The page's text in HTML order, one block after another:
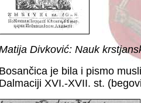
Divković: Nauk
Bosančica je bila i pismo
Dalmaciji XVI.-XVII. st.